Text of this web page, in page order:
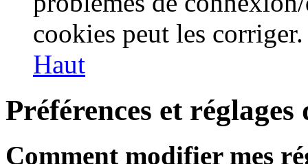
cookies peut les corriger.
Haut
Préférences et
Comment modifier mes